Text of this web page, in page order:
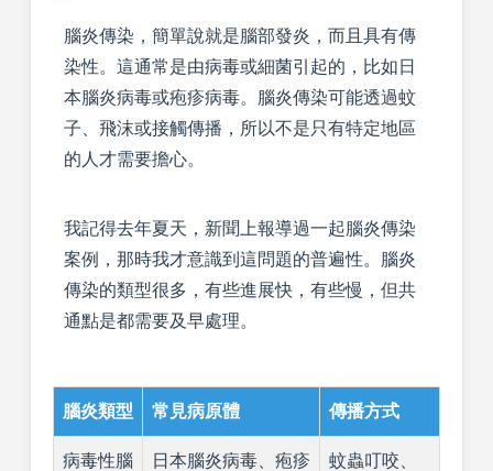
腦炎傳染，簡單說就是腦部發炎，而且具有傳
染性。這通常是由病毒或細菌引起的，比如日
本腦炎病毒或疱疹病毒。腦炎傳染可能透過蚊
子、飛沫或接觸傳播，所以不是只有特定地區
的人才需要擔心。
我記得去年夏天，新聞上報導過一起腦炎傳染
案例，那時我才意識到這問題的普遍性。腦炎
傳染的類型很多，有些進展快，有些慢，但共
通點是都需要及早處理。
腦炎類型 常見病原體 傳播方式
病毒性腦
日本腦炎病毒、疱疹
蚊蟲叮咬、